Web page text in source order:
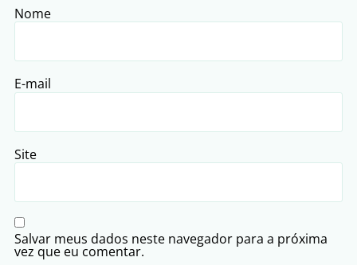
Nome
E-mail
Site
Salvar meus dados neste navegador para a próxima
vez que eu comentar.